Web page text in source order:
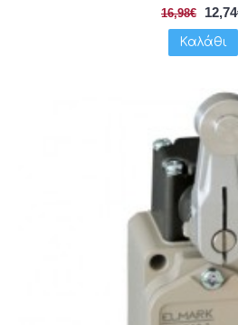
16,98€
Καλάθι